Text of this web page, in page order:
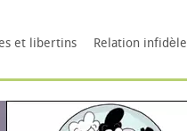
et libertins Relation infidèle